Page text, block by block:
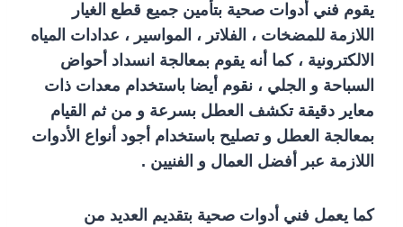
يقوم فني أدوات صحية بتأمين جميع قطع الغيار
اللازمة للمضخات ، الفلاتر ، المواسير ، عدادات المياه
الالكترونية ، كما أنه يقوم بمعالجة انسداد أحواض
السباحة و الجلي ، نقوم أيضا باستخدام معدات ذات
معاير دقيقة تكشف العطل بسرعة و من ثم القيام
بمعالجة العطل و تصليح باستخدام أجود أنواع الأدوات
اللازمة عبر أفضل العمال و الفنيين .
كما يعمل فني أدوات صحية بتقديم العديد من